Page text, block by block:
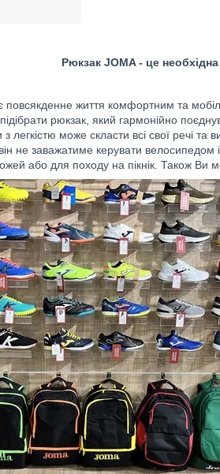
Рюкзак JOMA - це
життя комфортним та
рюкзак, який гармонійно
з легкістю може скласти всі свої речі
не заважатиме керувати
або для походу на пікнік. Також Ви